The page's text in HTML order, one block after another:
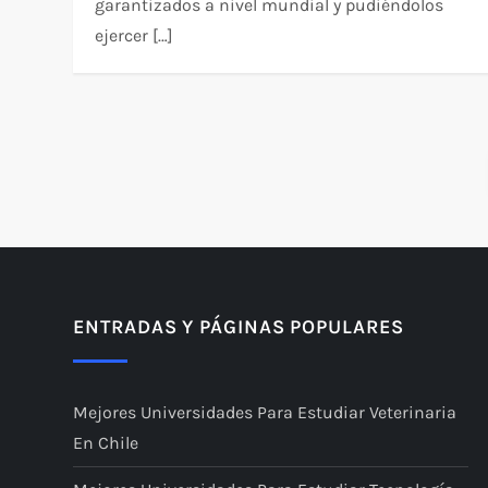
garantizados a nivel mundial y pudiéndolos
ejercer […]
i
n
a
ENTRADAS Y PÁGINAS POPULARES
Mejores Universidades Para Estudiar Veterinaria
En Chile